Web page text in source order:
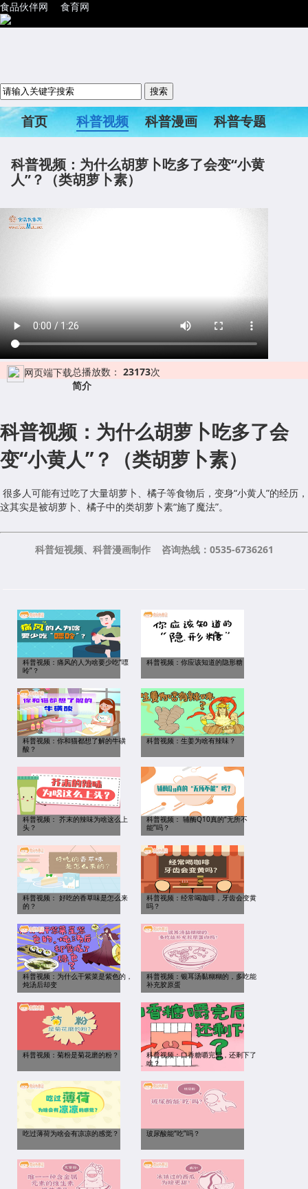
食品伙伴网 食育网
首页 科普视频 科普漫画
科普专题
科普视频：为什么胡萝卜吃多了会变“小黄
人”？（类胡萝卜素）
网页端下载总播放数： 23173次
简介
科普视频：为什么胡萝卜吃多了会
变“小黄人”？（类胡萝卜素）
很多人可能有过吃了大量胡萝卜、橘子等食物后，变身“小黄人”的经历，
这其实是被胡萝卜、橘子中的类胡萝卜素“施了魔法”。
科普短视频、科普漫画制作 咨询热线：0535-6736261
科普视频：痛风的人为啥要少吃“嘌
呤”？
科普视频：你应该知道的隐形糖
科普视频：你和猫都想了解的牛磺
酸？
科普视频：生姜为啥有辣味？
科普视频： 芥末的辣味为啥这么上
头？
科普视频： 辅酶Q10真的“无所不
能”吗？
科普视频： 好吃的香草味是怎么来
的？
科普视频：经常喝咖啡，牙齿会变黄
吗？
科普视频：为什么干紫菜是紫色的，
炖汤后却变
科普视频：银耳汤黏糊糊的，多吃能
补充胶原蛋
科普视频：菊粉是菊花磨的粉？
科普视频：口香糖嚼完后，还剩下了
啥？
吃过薄荷为啥会有凉凉的感觉？ 玻尿酸能“吃”吗？